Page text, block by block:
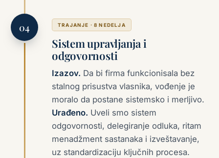
TRAJANJE · 8 NEDELJA
Sistem upravljanja i
odgovornosti
Izazov. Da bi firma funkcionisala bez
stalnog prisustva vlasnika, vođenje je
moralo da postane sistemsko i merljivo.
Urađeno. Uveli smo sistem
odgovornosti, delegiranje odluka, ritam
menadžment sastanaka i izveštavanje,
uz standardizaciju ključnih procesa.